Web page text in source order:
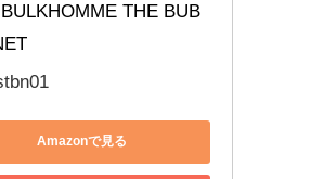
THE BUB
Amazonで見る